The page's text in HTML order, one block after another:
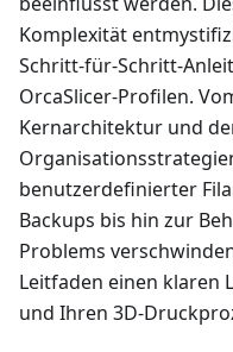
Komplexität
Schritt-für-Schritt-
OrcaSlicer-Profilen.
Kernarchitektur und
benutzerdefinierter
Backups bis hin zur
Problems
Leitfaden einen klaren
und Ihren 3D-